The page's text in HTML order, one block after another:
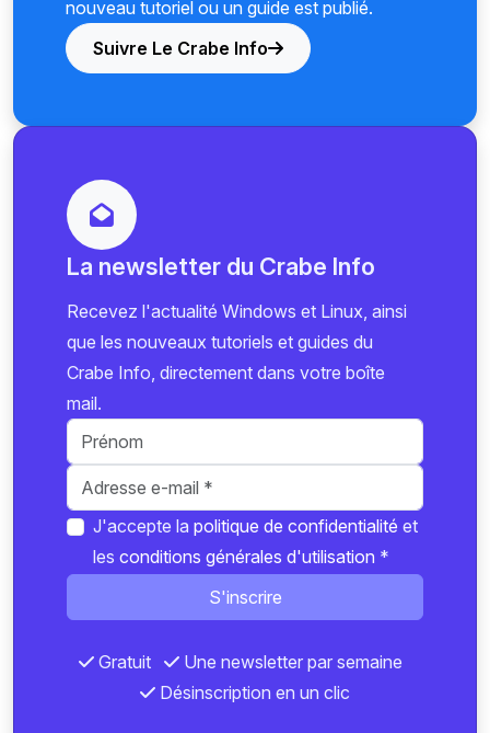
nouveau tutoriel ou un guide est publié.
Suivre Le Crabe Info
La newsletter du Crabe Info
Recevez l'actualité Windows et Linux, ainsi
que les nouveaux tutoriels et guides du
Crabe Info, directement dans votre boîte
mail.
J'accepte la politique de confidentialité et
les conditions générales d'utilisation *
S'inscrire
Gratuit
Une newsletter par semaine
Désinscription en un clic